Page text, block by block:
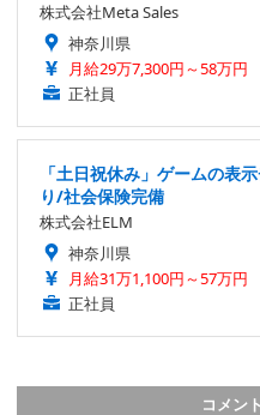
株式会社Meta Sales
神奈川県
月給29万7,300円～58万円
正社員
「土日祝休み」ゲームの表
り/社会保険完備
株式会社ELM
神奈川県
月給31万1,100円～57万円
正社員
コメン